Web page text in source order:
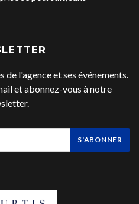
de l'agence et ses événements.
et abonnez-vous à notre
S'ABONNER